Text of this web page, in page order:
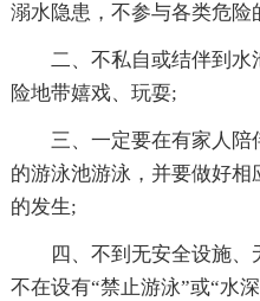
溺水隐患，不参与各类危险
二、不私自或结伴到
险地带嬉戏、玩耍;
三、一定要在有家人
的游泳池游泳，并要做好
的发生;
四、不到无安全设施
不在设有“禁止游泳”或“水